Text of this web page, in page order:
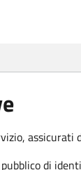
assicurati
pubblico di